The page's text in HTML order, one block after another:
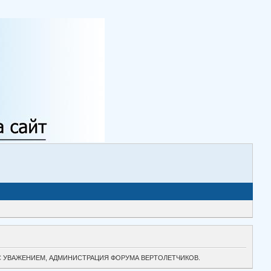
УВАЖЕНИЕМ, АДМИНИСТРАЦИЯ ФОРУМА ВЕРТОЛЕТЧИКОВ.